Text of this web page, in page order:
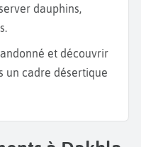
dauphins,
et découvrir
un cadre désertique